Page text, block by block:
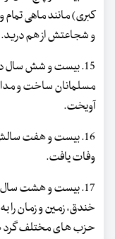
کبری) مانند ماهی تمام
و شجاعتش از هم درید.
15. بیست و شش سال
مسلمانان ساخت و مدال
آویخت.
16. بیست و هفت
وفات یافت.
17. بیست و هشت
خندق، زمین و زمان را
حزب های مختلف گرد